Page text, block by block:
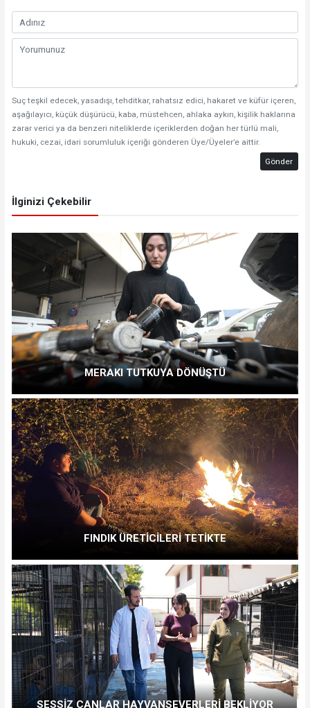
Suç teşkil edecek, yasadışı, tehditkar, rahatsız edici, hakaret ve küfür içeren,
aşağılayıcı, küçük düşürücü, kaba, müstehcen, ahlaka aykırı, kişilik haklarına
zarar verici ya da benzeri niteliklerde içeriklerden doğan her türlü mali,
hukuki, cezai, idari sorumluluk içeriği gönderen Üye/Üyeler’e aittir.
Gönder
İlginizi Çekebilir
MERAKI TUTKUYA DÖNÜŞTÜ
FINDIK ÜRETİCİLERİ TETİKTE
SESSİZ CANLAR HAYVANSEVERLERİ BEKLİYOR